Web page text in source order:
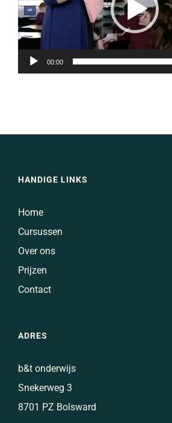
00:00
HANDIGE LINKS
Home
Cursussen
Over ons
Prijzen
Contact
ADRES
b&t onderwijs
Snekerweg 3
8701 PZ Bolsward